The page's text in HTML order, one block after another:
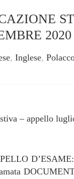
2020
, Inglese,
– appello